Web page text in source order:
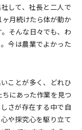
して、社長と二人で
月続けたら体が動か
そんな日々でも、わ
今は農業でよかった
ことが多く、どれひ
ちにあった作業を見つ
さが存在する中で自
や探究心を駆り立て